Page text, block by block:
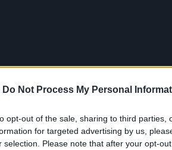
Do Not Process My Personal
opt-out of the sale, sharing to third parties,
for targeted advertising by us,
selection. Please note that after your opt-